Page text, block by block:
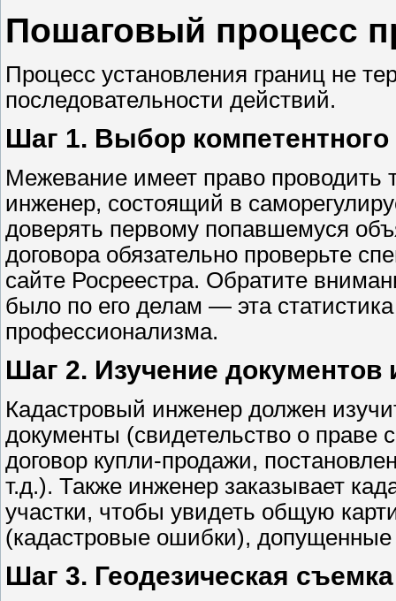
Пошаговый процесс
Процесс установления границ не
последовательности действий.
Шаг 1. Выбор компетентного
Межевание имеет право проводить
инженер, состоящий в
доверять первому попавшемуся
договора обязательно проверьте
сайте Росреестра. Обратите
было по его делам — эта
профессионализма.
Шаг 2. Изучение документов
Кадастровый инженер должен
документы (свидетельство о праве
договор купли-продажи,
т.д.). Также инженер заказывает
участки, чтобы увидеть общую
(кадастровые ошибки),
Шаг 3. Геодезическая